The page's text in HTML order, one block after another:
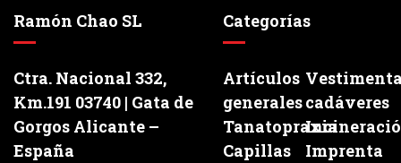
Ramón Chao SL
Ctra. Nacional 332,
Km.191 03740 | Gata de
Gorgos Alicante –
España
Categorías
Artículos
generalescadáveres
Tanatopraxia
Capillas
Imprenta